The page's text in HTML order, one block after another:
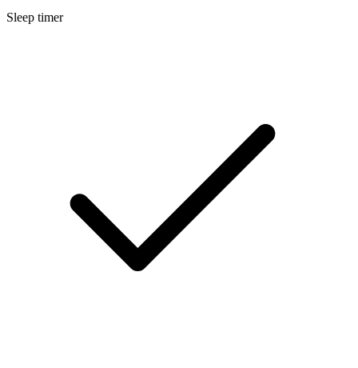
Sleep timer